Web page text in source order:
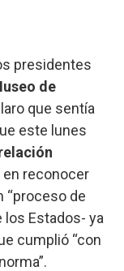
presidentes
de
que sentía
este lunes
en reconocer
“proceso de
los Estados- ya
cumplió “con